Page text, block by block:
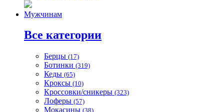
Мужчинам
Все категории
Берцы (17)
Ботинки (319)
Кеды (65)
Кроксы (10)
Кроссовки/сникеры (323)
Лоферы (57)
Мокасины (38)